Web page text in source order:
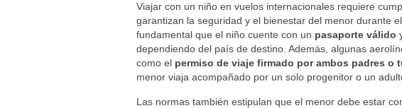
Viajar con un niño en vuelos internacionales requiere
garantizan la seguridad y el bienestar del menor durante
fundamental que el niño cuente con un pasaporte válido
dependiendo del país de destino. Además, algunas
como el permiso de viaje firmado por ambos padres o
menor viaja acompañado por un solo progenitor o un
Las normas también estipulan que el menor debe estar